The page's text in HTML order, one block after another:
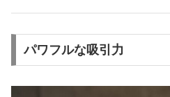
パワフルな吸引力